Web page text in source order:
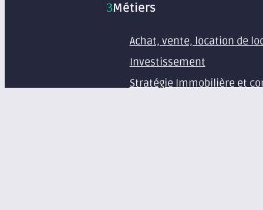
Métiers
Achat, vente, location de
Investissement
Stratégie Immobilière et